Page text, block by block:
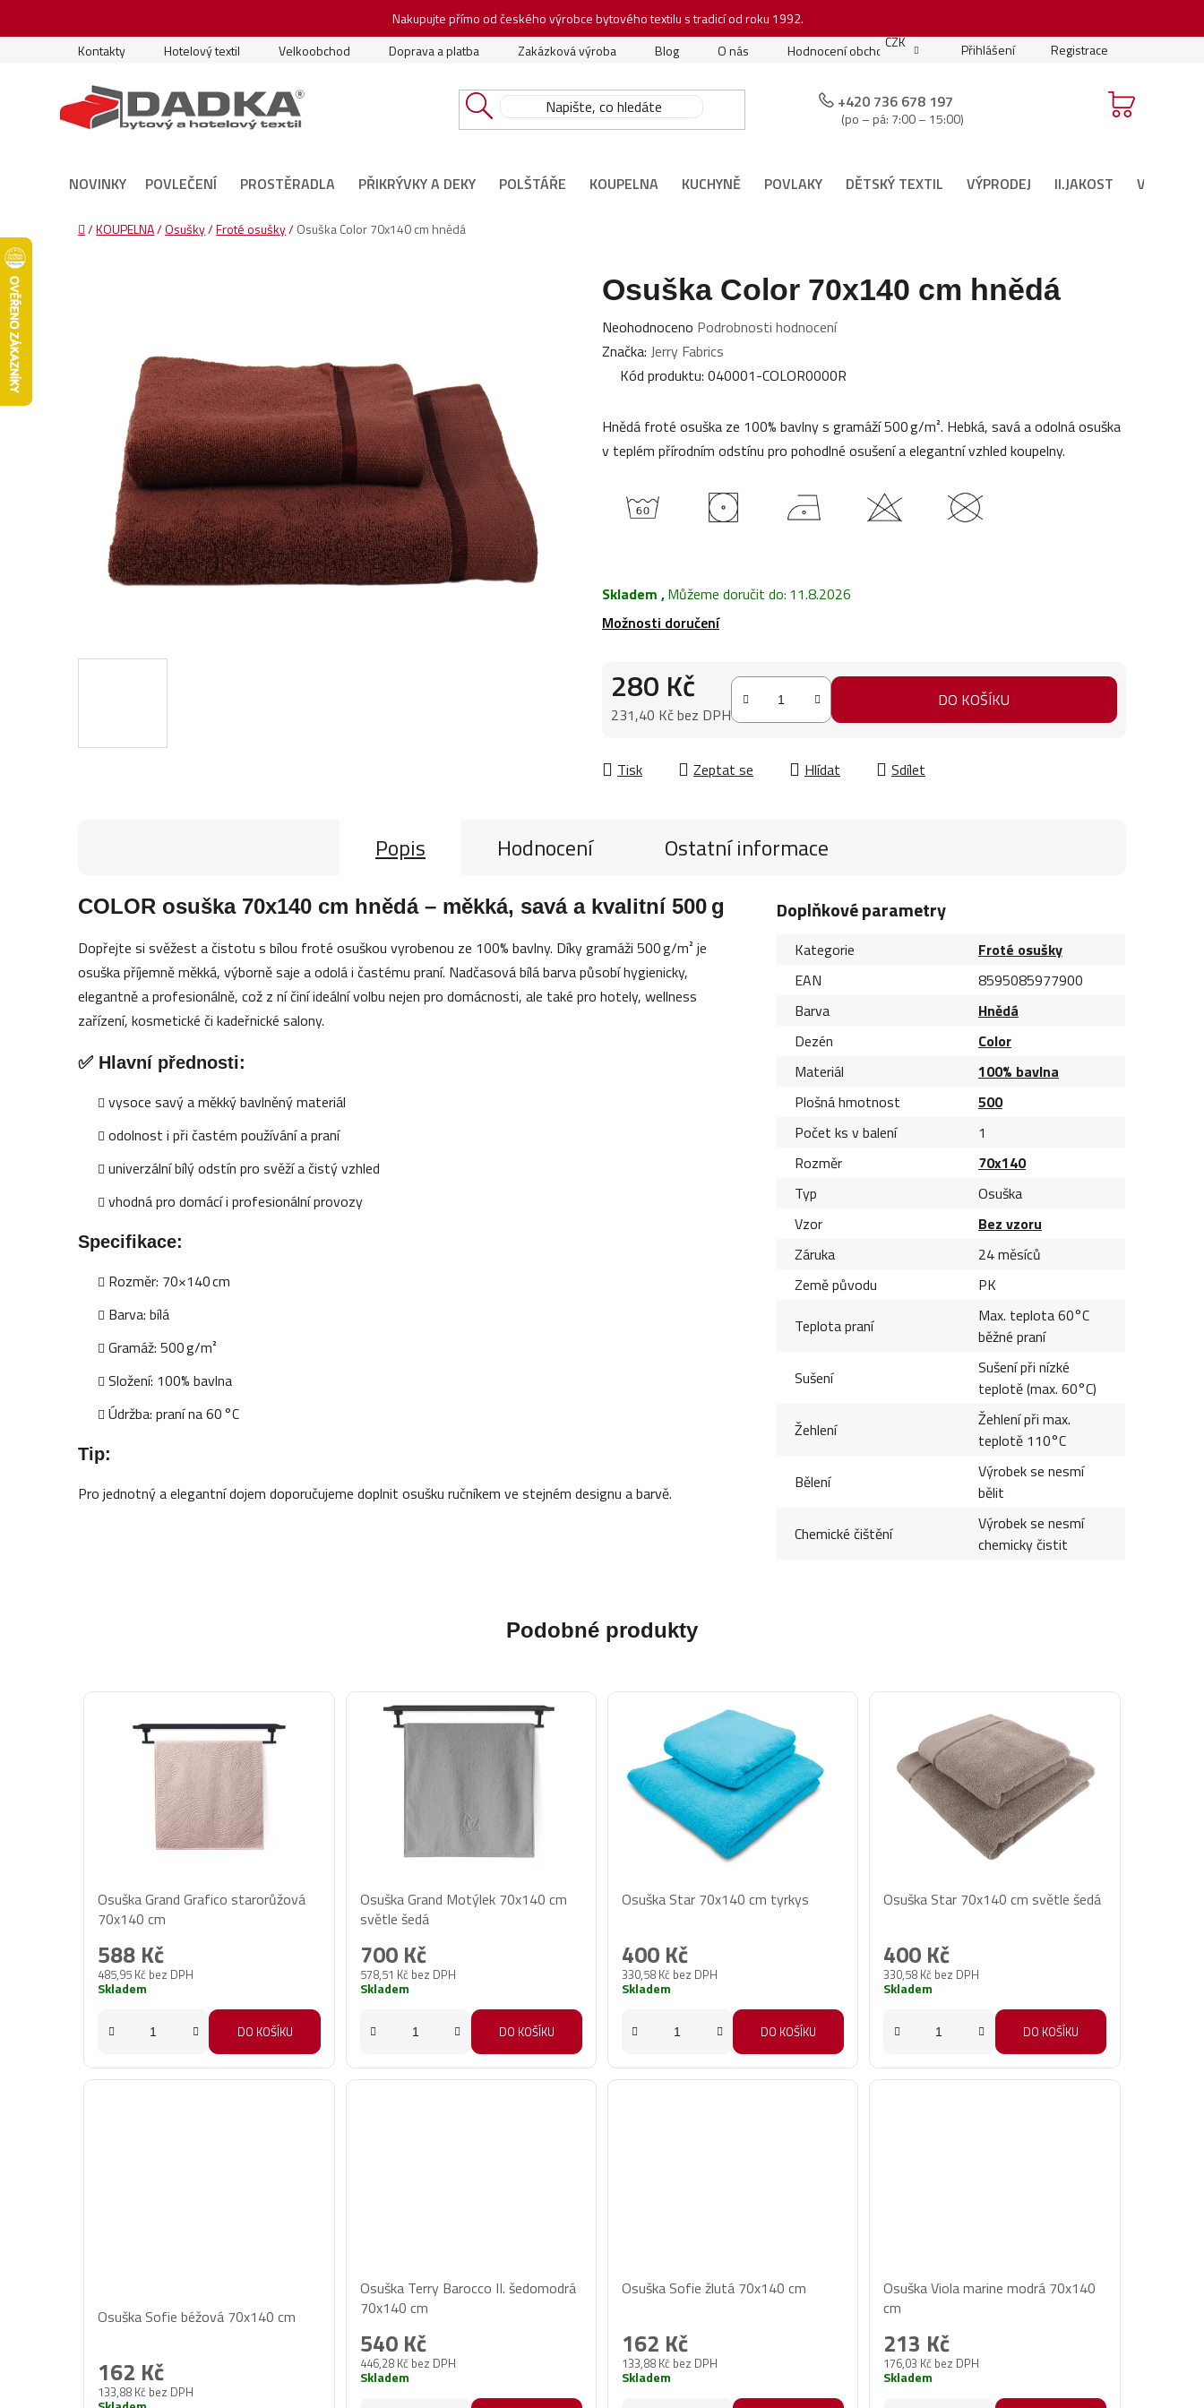
Nakupujte přímo od českého výrobce bytového textilu s tradicí od roku 1992.
Kontakty
Hotelový textil Velkoobchod Doprava a platba Zakázková výroba Blog O nás Hodnocení obchodu Moje objednávka Podmínky soutěže
CZK Přihlášení Registrace
+420 736 678 197
(po – pá: 7:00 – 15:00)
NOVINKY POVLEČENÍ PROSTĚRADLA PŘIKRÝVKY A DEKY POLŠTÁŘE KOUPELNA KUCHYNĚ POVLAKY DĚTSKÝ TEXTIL VÝPRODEJ II.JAKOST VÁNOČNÍ
Domů
/KOUPELNA/Osušky/Froté osušky/Osuška Color 70x140 cm hnědá
Osuška Color 70x140 cm hnědá
Průměrné
hodnocení
produktu
0,0
z
hvězdiček.
Neohodnoceno Podrobnosti hodnocení
Značka: Jerry Fabrics
Kód produktu: 040001-COLOR0000R
Hnědá froté osuška ze 100% bavlny s gramáží 500 g/m². Hebká, savá a odolná osuška
v teplém přírodním odstínu pro pohodlné osušení a elegantní vzhled koupelny.
Skladem ,Můžeme doručit do: 11.8.2026
Možnosti doručení
280 Kč
231,40 Kč bez DPH
DO KOŠÍKU
Tisk Zeptat se Hlídat Sdílet
Popis Hodnocení Ostatní informace
COLOR osuška 70x140 cm hnědá – měkká, savá a kvalitní 500 g
Dopřejte si svěžest a čistotu s bílou froté osuškou vyrobenou ze 100% bavlny. Díky gramáži 500 g/m² je
osuška příjemně měkká, výborně saje a odolá i častému praní. Nadčasová bílá barva působí hygienicky,
elegantně a profesionálně, což z ní činí ideální volbu nejen pro domácnosti, ale také pro hotely, wellness
zařízení, kosmetické či kadeřnické salony.
✅ Hlavní přednosti:
vysoce savý a měkký bavlněný materiál
odolnost i při častém používání a praní
univerzální bílý odstín pro svěží a čistý vzhled
vhodná pro domácí i profesionální provozy
Specifikace:
Rozměr: 70×140 cm
Barva: bílá
Gramáž: 500 g/m²
Složení: 100% bavlna
Údržba: praní na 60 °C
Tip:
Pro jednotný a elegantní dojem doporučujeme doplnit osušku ručníkem ve stejném designu a barvě.
Doplňkové parametry
Kategorie
Froté osušky
EAN
8595085977900
Barva
Hnědá
Dezén
Color
Materiál
100% bavlna
Plošná hmotnost
500
Počet ks v balení
1
Rozměr
70x140
Typ
Osuška
Vzor
Bez vzoru
Záruka
24 měsíců
Země původu
PK
Teplota praní
Max. teplota 60°C
běžné praní
Sušení
Sušení při nízké
teplotě (max. 60°C)
Žehlení
Žehlení při max.
teplotě 110°C
Bělení
Výrobek se nesmí
bělit
Chemické čištění
Výrobek se nesmí
chemicky čistit
Podobné produkty
Osuška Grand Grafico starorůžová
70x140 cm
485,95 Kč bez DPH
588 Kč
Skladem
DO KOŠÍKU
Osuška Grand Motýlek 70x140 cm
světle šedá
578,51 Kč bez DPH
700 Kč
Skladem
DO KOŠÍKU
Osuška Star 70x140 cm tyrkys
330,58 Kč bez DPH
400 Kč
Skladem
DO KOŠÍKU
Osuška Star 70x140 cm světle šedá
330,58 Kč bez DPH
400 Kč
Skladem
DO KOŠÍKU
hodnocení
je
5,0
Osuška Sofie béžová 70x140 cm
133,88 Kč bez DPH
162 Kč
Osuška Terry Barocco II. šedomodrá
70x140 cm
446,28 Kč bez DPH
540 Kč
Skladem
Osuška Sofie žlutá 70x140 cm
133,88 Kč bez DPH
162 Kč
Skladem
Osuška Viola marine modrá 70x140
cm
176,03 Kč bez DPH
213 Kč
Skladem